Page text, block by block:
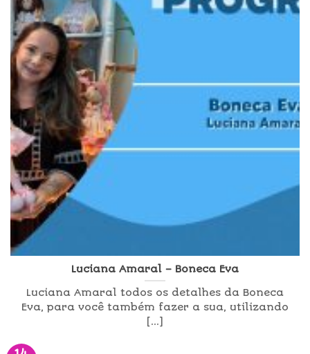
Luciana Amaral – Boneca Eva
Luciana Amaral todos os detalhes da Boneca
Eva, para você também fazer a sua, utilizando
[...]